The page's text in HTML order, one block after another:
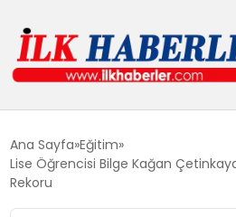
EĞITIM
Ana Sayfa Eğitim
Lise Öğrencisi Bilge Kağan
Rekoru